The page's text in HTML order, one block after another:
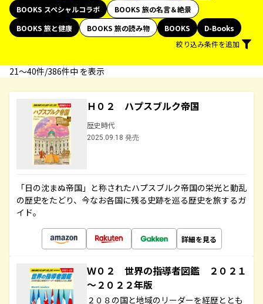
BOOKS スペシャルコラボ
BOOKS 旅の名言＆絶景
BOOKS 旅と健康
BOOKS 旅の読み物 BOOKS
D-Books
絞り込み条件を追加
21〜40件/386件中 を表示
Ｈ０２ ハプスブルク帝国
歴史時代
2025.09.18 発売
「日の沈まぬ帝国」と称されたハプスブルク帝国の栄光と動乱
の歴史をたどり、今なお各国に残る史跡を巡る歴史を旅するガ
イド。
詳細を見る
Ｗ０２ 世界の指導者図鑑 ２０２１
～２０２２年版
２０８の国と地域のリーダーを経歴ととも